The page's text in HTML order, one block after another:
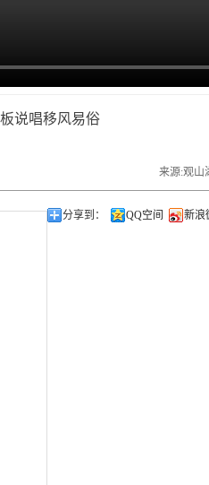
说唱移风易俗
来源:观山
分享到： QQ空间 新浪